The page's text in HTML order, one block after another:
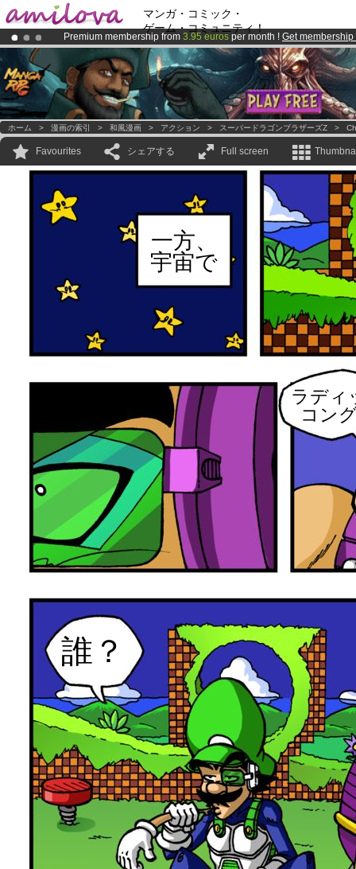
マンガ・コミック・
ゲーム・コミュニティ！
Premium membership from 3.95 euros per month ! Get membership
Already 100000membersand 1000comics & mangas!.
AmilovaKickstarter is now LIVE!.
ホーム > 漫画の索引 > 和風漫画 > アクション > スーパードラゴンブラザーズZ >
Favourites シェアする Full screen
一方、
宇宙で
ラディ
コン
誰？